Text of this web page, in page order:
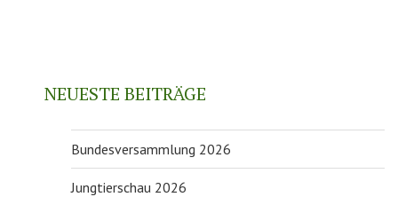
NEUESTE BEITRÄGE
Bundesversammlung 2026
Jungtierschau 2026